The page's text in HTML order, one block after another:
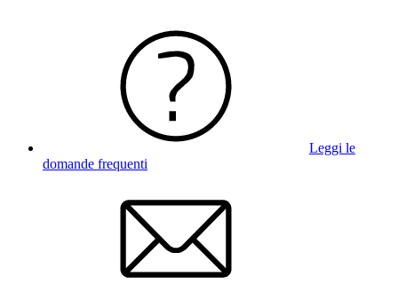
Leggi le
domande frequenti